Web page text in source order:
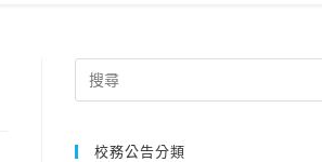
Search
for:
校務公告分類